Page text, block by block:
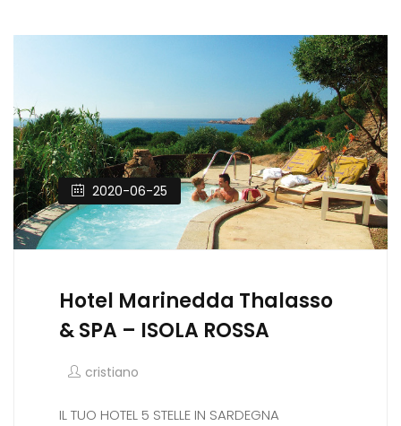
2020-06-25
Hotel Marinedda Thalasso
& SPA – ISOLA ROSSA
cristiano
IL TUO HOTEL 5 STELLE IN SARDEGNA